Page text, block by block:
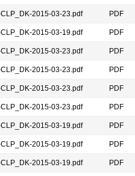
2015-03-23.pdf PDF
2015-03-19.pdf PDF
2015-03-23.pdf PDF
2015-03-23.pdf PDF
2015-03-23.pdf PDF
2015-03-23.pdf PDF
2015-03-19.pdf PDF
2015-03-19.pdf PDF
2015-03-19.pdf PDF